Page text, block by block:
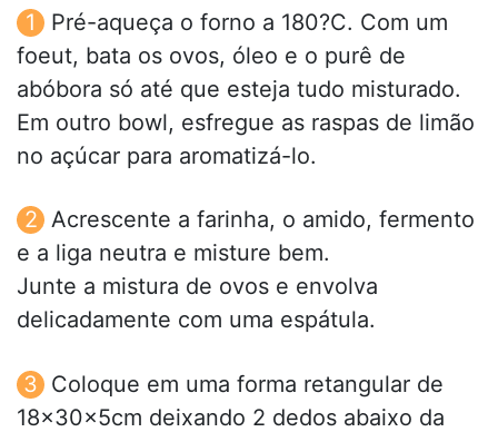
Pré-aqueça o forno a 180?C. Com um
foeut, bata os ovos, óleo e o purê de
abóbora só até que esteja tudo misturado.
Em outro bowl, esfregue as raspas de limão
no açúcar para aromatizá-lo.
Acrescente a farinha, o amido, fermento
e a liga neutra e misture bem.
Junte a mistura de ovos e envolva
delicadamente com uma espátula.
Coloque em uma forma retangular de
18x30x5cm deixando 2 dedos abaixo da